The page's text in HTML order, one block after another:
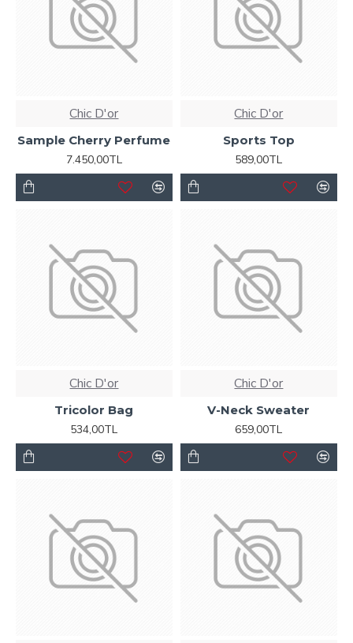
Chic D'or
Sample Cherry Perfume
7.450,00TL
Chic D'or
Sports Top
589,00TL
Chic D'or
Tricolor Bag
534,00TL
Chic D'or
V-Neck Sweater
659,00TL